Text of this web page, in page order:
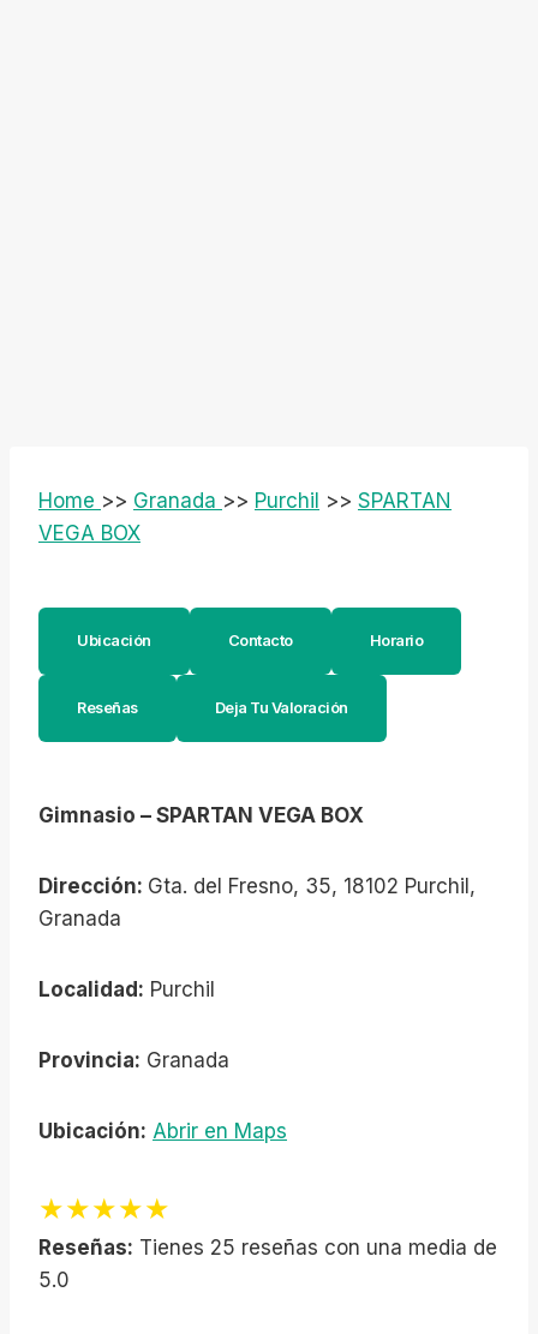
Home >> Granada >> Purchil >> SPARTAN
VEGA BOX
Ubicación Contacto Horario
Reseñas Deja Tu Valoración
Gimnasio – SPARTAN VEGA BOX
Dirección: Gta. del Fresno, 35, 18102 Purchil,
Granada
Localidad: Purchil
Provincia: Granada
Ubicación: Abrir en Maps
★★★★★
Reseñas: Tienes 25 reseñas con una media de
5.0